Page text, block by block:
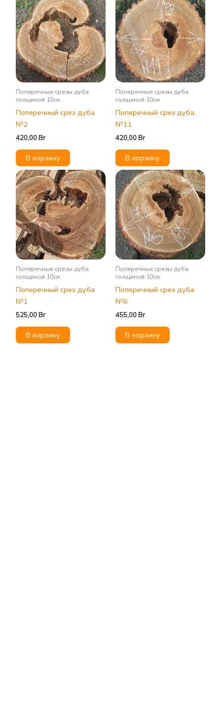
Поперечные срезы дуба
толщиной 10см
Поперечный срез дуба
№2
420,00Br
В корзину
Поперечные срезы дуба
толщиной 10см
Поперечный срез дуба
№11
420,00Br
В корзину
Поперечные срезы дуба
толщиной 10см
Поперечный срез дуба
№1
525,00Br
В корзину
Поперечные срезы дуба
толщиной 10см
Поперечный срез дуба
№6
455,00Br
В корзину